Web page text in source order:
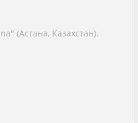
(Астана, Казахстан).